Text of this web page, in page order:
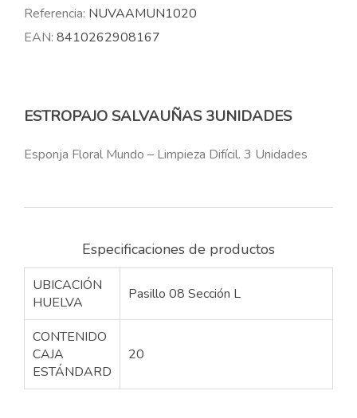
Referencia: NUVAAMUN1020
EAN: 8410262908167
ESTROPAJO SALVAUÑAS 3UNIDADES
Esponja Floral Mundo – Limpieza Difícil. 3 Unidades
Especificaciones de productos
UBICACIÓN
HUELVA
Pasillo 08 Sección L
CONTENIDO
CAJA
ESTÁNDARD
20